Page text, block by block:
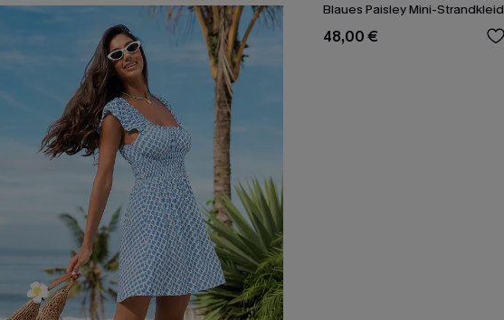
Blaues Paisley Mini-Strandkleid
48,00 €